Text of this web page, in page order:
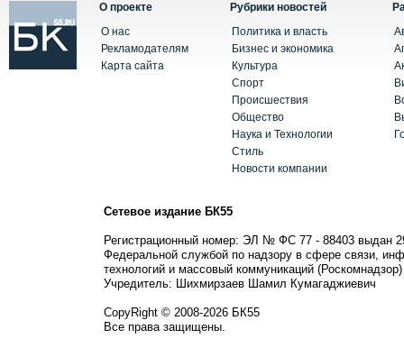
О проекте
О нас
Рекламодателям
Карта сайта
Рубрики новостей
Политика и власть
Бизнес и экономика
Культура
Спорт
Происшествия
Общество
Наука и Технологии
Стиль
Новости компании
Сетевое издание БК55
Регистрационный номер: ЭЛ № ФС 77 - 88403 выдан
Федеральной службой по надзору в сфере связи,
технологий и массовый коммуникаций (Роскомнадзор)
Учредитель: Шихмирзаев Шамил Кумагаджиевич
CopyRight © 2008-2026 БК55
Все права защищены.